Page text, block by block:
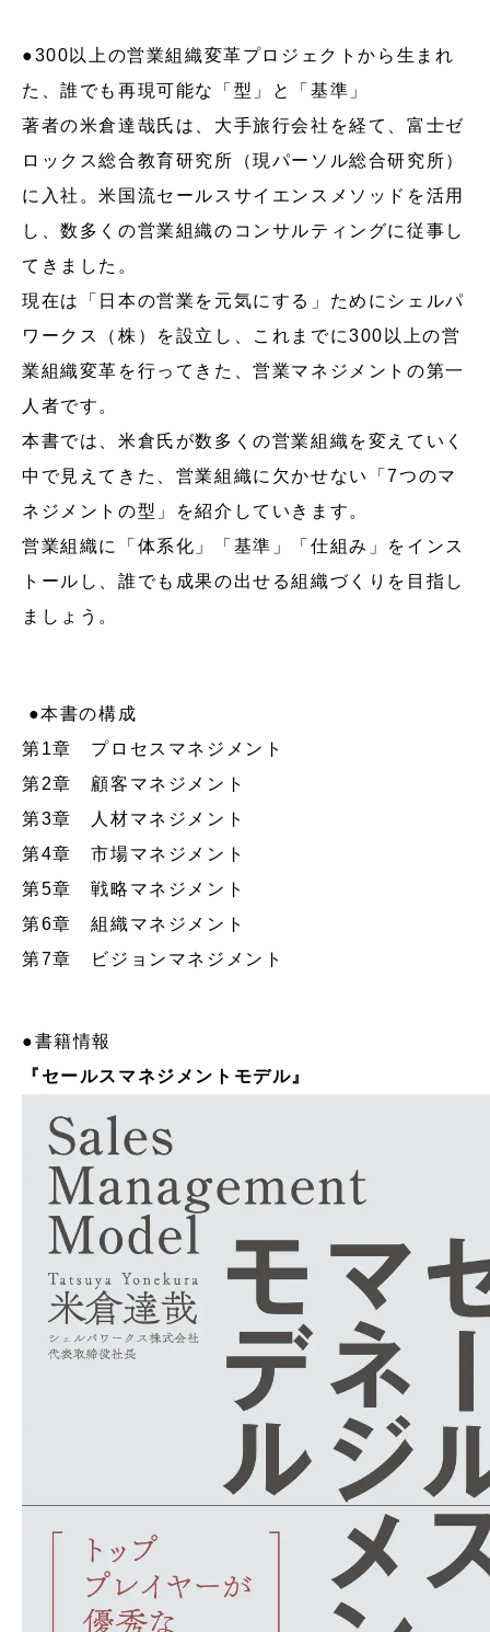
●300以上の営業組織変革プロジェクトから生まれ
た、誰でも再現可能な「型」と「基準」
著者の米倉達哉氏は、大手旅行会社を経て、富士ゼ
ロックス総合教育研究所（現パーソル総合研究所）
に入社。米国流セールスサイエンスメソッドを活用
し、数多くの営業組織のコンサルティングに従事し
てきました。
現在は「日本の営業を元気にする」ためにシェルパ
ワークス（株）を設立し、これまでに300以上の営
業組織変革を行ってきた、営業マネジメントの第一
人者です。
本書では、米倉氏が数多くの営業組織を変えていく
中で見えてきた、営業組織に欠かせない「7つのマ
ネジメントの型」を紹介していきます。
営業組織に「体系化」「基準」「仕組み」をインス
トールし、誰でも成果の出せる組織づくりを目指し
ましょう。
●本書の構成
第1章 プロセスマネジメント
第2章 顧客マネジメント
第3章 人材マネジメント
第4章 市場マネジメント
第5章 戦略マネジメント
第6章 組織マネジメント
第7章 ビジョンマネジメント
●書籍情報
『セールスマネジメントモデル』